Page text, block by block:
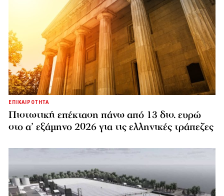
ΕΠΙΚΑΙΡΟΤΗΤΑ
Πιστωτική επέκταση πάνω από 13 δισ. ευρώ
στο α’ εξάμηνο 2026 για τις ελληνικές τράπεζες